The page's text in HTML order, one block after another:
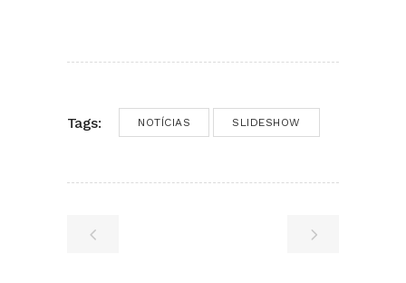
Tags: NOTÍCIAS SLIDESHOW